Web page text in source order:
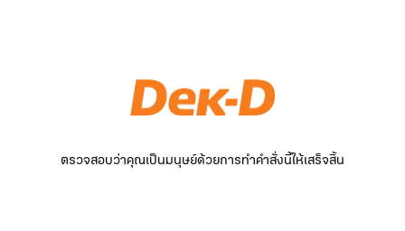
ตรวจสอบว่าคุณเป็นมนุษย์ด้วยการทำคำสั่งนี้ให้เสร็จสิ้น